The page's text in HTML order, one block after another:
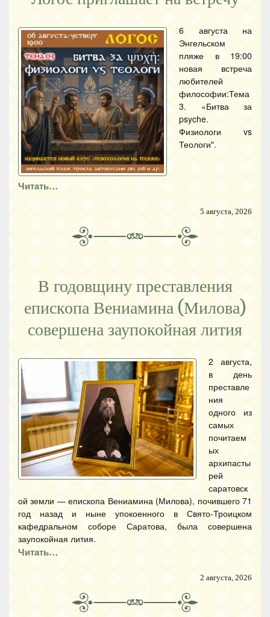
6 августа на
Энгельском
пляже в 19:00
новая встреча
любителей
философии:Тема
3. «Битва за
psyche.
Физиологи vs
Теологи".
Читать…
5 августа, 2026
В годовщину преставления
епископа Вениамина (Милова)
совершена заупокойная лития
2 августа,
в день
преставле
ния
одного из
самых
почитаем
ых
архипасты
рей
саратовск
ой земли — епископа Вениамина (Милова), почившего 71
год назад и ныне упокоенного в Свято-Троицком
кафедральном соборе Саратова, была совершена
заупокойная лития.
Читать…
2 августа, 2026